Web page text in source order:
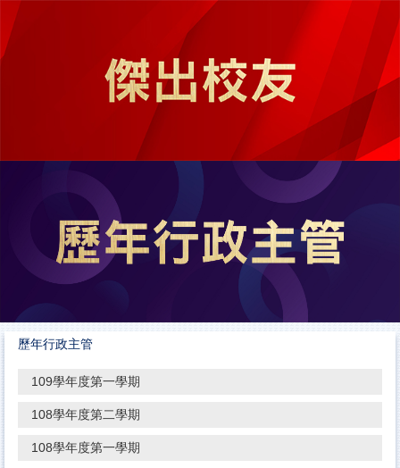
跳
到
歷年行政主管
109學年度第一學期
108學年度第二學期
108學年度第一學期